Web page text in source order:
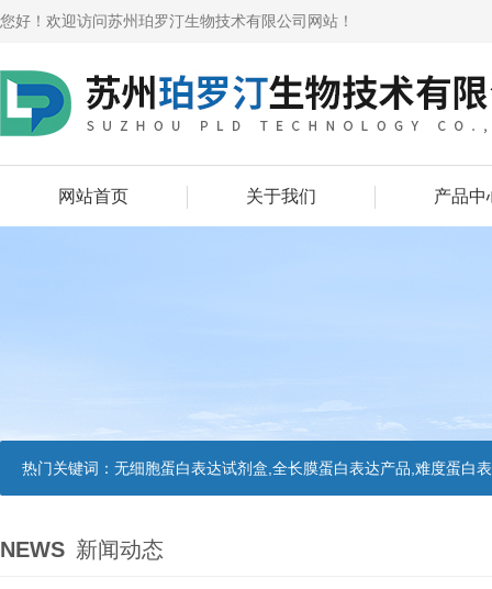
您好！欢迎访问苏州珀罗汀生物技术有限公司网站！
网站首页 关于我们 产品中
热门关键词： 无细胞蛋白表达试剂盒,全长膜蛋白表达产品,难度蛋白
NEWS 新闻动态